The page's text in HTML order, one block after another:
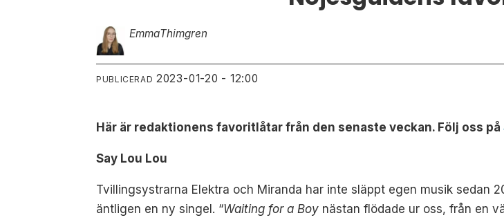
EmmaThimgren
PUBLICERAD 2023-01-20 - 12:00
Här är redaktionens favoritlåtar från den senaste veckan. Följ oss på
Say Lou Lou
Tvillingsystrarna Elektra och Miranda har inte släppt egen musik sedan
äntligen en ny singel. “Waiting for a Boy nästan flödade ur oss, från en